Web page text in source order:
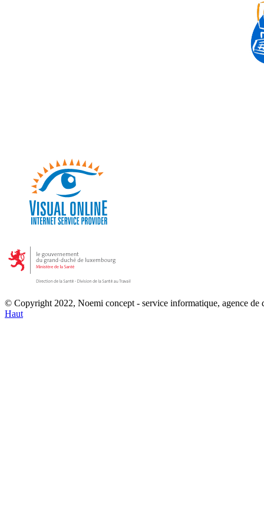
© Copyright 2022, Noemi concept - service informatique, agence
Haut